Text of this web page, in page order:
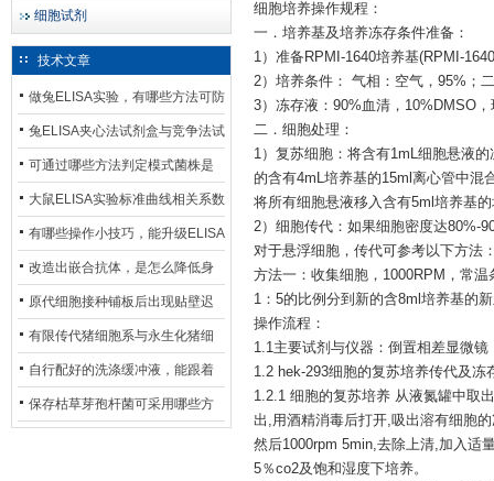
细胞试剂
技术文章
做兔ELISA实验，有哪些方法可防
止平台效应发生？
兔ELISA夹心法试剂盒与竞争法试
剂盒，适用检测场景存在哪些差
异？
可通过哪些方法判定模式菌株是
否存在杂菌污染？
大鼠ELISA实验标准曲线相关系数
偏低，可从哪些维度开展问题排
查？
有哪些操作小技巧，能升级ELISA
的LOD与LOQ性能？
改造出嵌合抗体，是怎么降低身
体生成抗鼠抗体（HAMA）的？
原代细胞接种铺板后出现贴壁迟
缓、悬浮细胞数量偏多的现象的
主要诱因
有限传代猪细胞系与永生化猪细
胞系，二者在增殖存活周期上有
什么区别？
自行配好的洗涤缓冲液，能跟着
试剂盒原装干粉放一处储存吗？
保存枯草芽孢杆菌可采用哪些方
细胞培养操作规程：
一．培养基及培养冻存条件准备：
1）准备RPMI-1640培养基(RPMI-
2）培养条件： 气相：空气，95%；
3）冻存液：90%血清，10%DMSO
二．细胞处理：
1）复苏细胞：将含有1mL细胞悬液
的含有4mL培养基的15ml离心管中混
将所有细胞悬液移入含有5ml培养基
2）细胞传代：如果细胞密度达80%-
对于悬浮细胞，传代可参考以下方法
方法一：收集细胞， 1000RPM，常
1：5的比例分到新的含8ml培养基的
操作流程：
1.1主要试剂与仪器：倒置相差显微
1.2 hek-293细胞的复苏培养传代及冻
1.2.1 细胞的复苏培养 从液氮罐中取
出,用酒精消毒后打开,吸出溶有细胞
然后1000rpm 5min,去除上清,加入适
5％co2及饱和湿度下培养。